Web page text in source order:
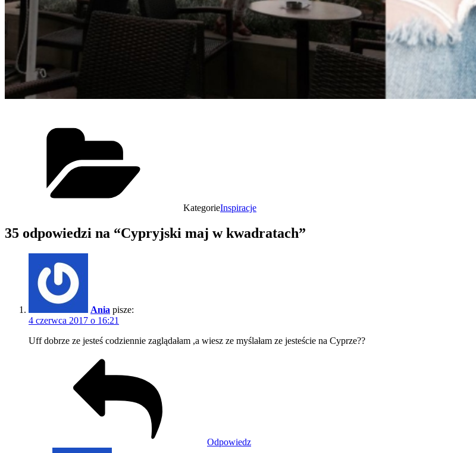
KategorieInspiracje
35 odpowiedzi na “Cypryjski maj w kwadratach”
Ania pisze:
4 czerwca 2017 o 16:21
Uff dobrze ze jesteś codziennie zaglądałam ,a wiesz ze myślałam ze jesteście na Cyprze??
Odpowiedz